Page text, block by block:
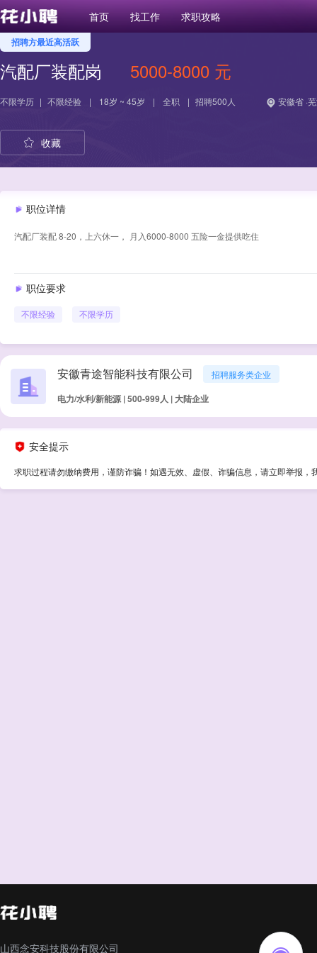
首页 找工作 求职攻略
招聘方最近高活跃
汽配厂装配岗 5000-8000 元
不限学历 | 不限经验 | 18岁 ~ 45岁 | 全职 | 招聘500人 安徽省 ·
收藏
职位详情
汽配厂装配 8-20，上六休一， 月入6000-8000 五险一金提供吃住
职位要求
不限经验 不限学历
安徽青途智能科技有限公司 招聘服务类企业
电力/水利/新能源 | 500-999人 | 大陆企业
安全提示
求职过程请勿缴纳费用，谨防诈骗！如遇无效、虚假、诈骗信息，请立即举报，
山西念安科技股份有限公司